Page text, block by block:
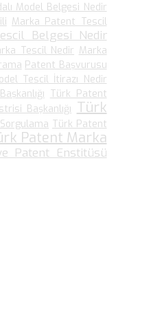
Model Belgesi Nedir
Marka Patent Tescil
Belgesi Nedir
Tescil Nedir Marka
Patent Başvurusu
Tescil İtirazı Nedir
Türk Patent
Başkanlığı Türk
Türk Patent
Patent Marka
Patent Enstitüsü